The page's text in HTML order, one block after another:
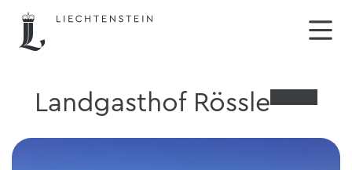
Landgasthof Rössle